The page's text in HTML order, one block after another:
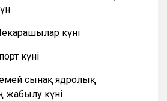
күні
күні
сынақ ядролық
жабылу күні